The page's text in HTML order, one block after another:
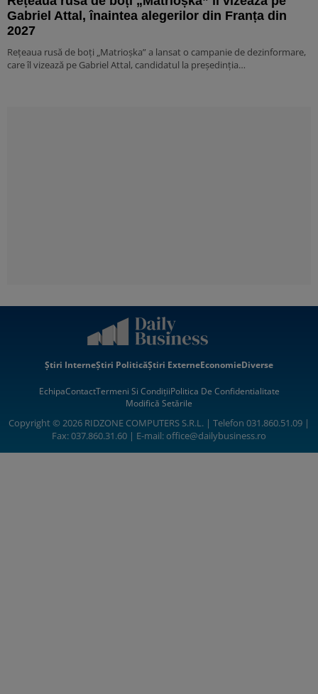
Gabriel Attal, înaintea alegerilor din Franța din
2027
Rețeaua rusă de boți „Matrioșka” a lansat o campanie de dezinformare,
care îl vizează pe Gabriel Attal, candidatul la președinția…
Știri InterneȘtiri PoliticăȘtiri ExterneEconomieDiverse
EchipaContactTermeni Si CondițiiPolitica De Confidentialitate
Modifică Setările
Copyright © 2026 RIDZONE COMPUTERS S.R.L. | Telefon 031.860.51.09 |
Fax: 037.860.31.60 | E-mail:office@dailybusiness.ro